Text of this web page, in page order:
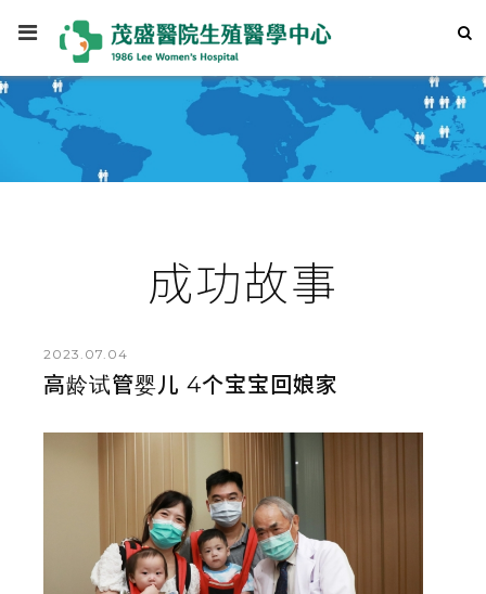
成功故事
2023.07.04
高龄试管婴儿 4个宝宝回娘家